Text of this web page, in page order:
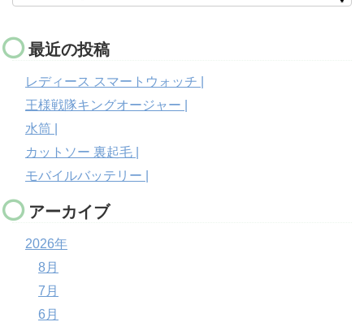
最近の投稿
レディース スマートウォッチ |
王様戦隊キングオージャー |
水筒 |
カットソー 裏起毛 |
モバイルバッテリー |
アーカイブ
2026年
8月
7月
6月